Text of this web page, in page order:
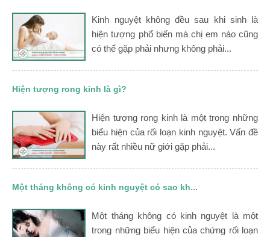
Kinh nguyệt không đều sau khi sinh là
hiện tượng phổ biến mà chị em nào cũng
có thể gặp phải nhưng không phải...
Hiện tượng rong kinh là gì?
Hiện tượng rong kinh là một trong những
biểu hiện của rối loạn kinh nguyệt. Vấn đề
này rất nhiều nữ giới gặp phải...
Một tháng không có kinh nguyệt có sao kh...
Một tháng không có kinh nguyệt là một
trong những biểu hiện của chứng rối loạn